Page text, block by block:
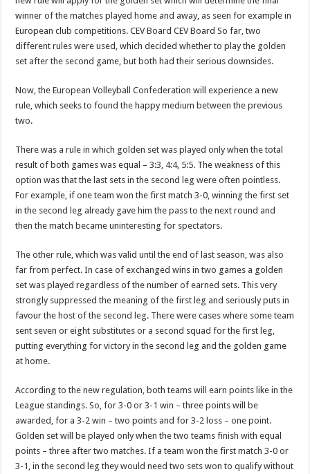
winner of the matches played home and away, as seen for example in
European club competitions. CEV Board CEV Board So far, two
different rules were used, which decided whether to play the golden
set after the second game, but both had their serious downsides.
Now, the European Volleyball Confederation will experience a new
rule, which seeks to found the happy medium between the previous
two.
There was a rule in which golden set was played only when the total
result of both games was equal – 3:3, 4:4, 5:5. The weakness of this
option was that the last sets in the second leg were often pointless.
For example, if one team won the first match 3-0, winning the first set
in the second leg already gave him the pass to the next round and
then the match became uninteresting for spectators.
The other rule, which was valid until the end of last season, was also
far from perfect. In case of exchanged wins in two games a golden
set was played regardless of the number of earned sets. This very
strongly suppressed the meaning of the first leg and seriously puts in
favour the host of the second leg. There were cases where some team
sent seven or eight substitutes or a second squad for the first leg,
putting everything for victory in the second leg and the golden game
at home.
According to the new regulation, both teams will earn points like in the
League standings. So, for 3-0 or 3-1 win – three points will be
awarded, for a 3-2 win – two points and for 3-2 loss – one point.
Golden set will be played only when the two teams finish with equal
points – three after two matches. If a team won the first match 3-0 or
3-1, in the second leg they would need two sets won to qualify without